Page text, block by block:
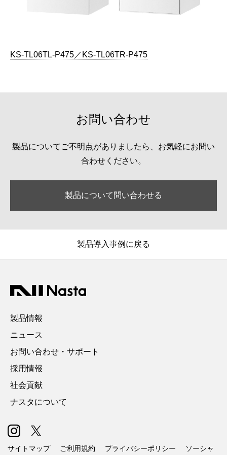
KS-TL06TL-P475／KS-TL06TR-P475
お問い合わせ
製品についてご不明点がありましたら、お気軽にお問い
合わせください。
製品について問い合わせる
製品導入事例に戻る
製品情報
ニュース
お問い合わせ・サポート
採用情報
社会貢献
ナスタについて
サイトマップ ご利用規約 プライバシーポリシー ソーシャ